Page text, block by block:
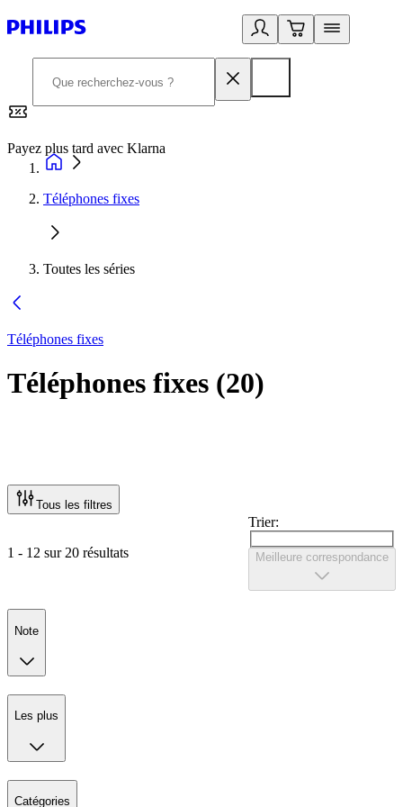
Payez plus tard avec Klarna
Téléphones fixes
Toutes les séries
Téléphones fixes
Téléphones fixes (20)
Tous les filtres
1 - 12 sur 20 résultats
Trier:
Meilleure correspondance
Note
Les plus
Catégories